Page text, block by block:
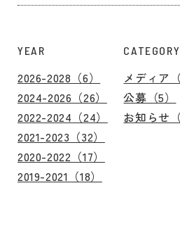
YEAR
2026-2028（6）
2024-2026（26）
2022-2024（24）
2021-2023（32）
2020-2022（17）
2019-2021（18）
CATEGORY
メディア（
公募（5）
お知らせ（